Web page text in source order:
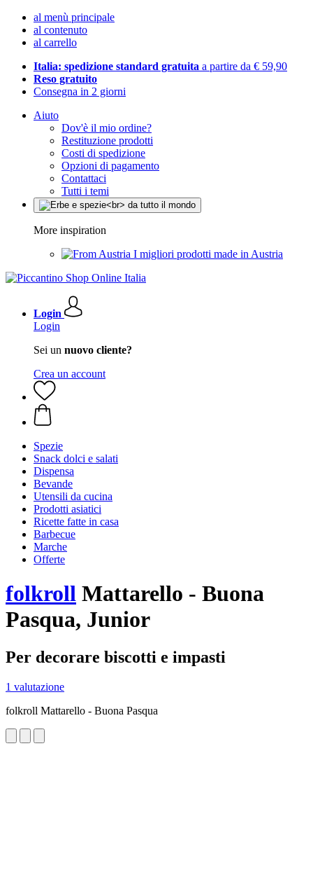
al menù principale
al contenuto
al carrello
Italia: spedizione standard gratuita a partire da € 59,90
Reso gratuito
Consegna in 2 giorni
Aiuto
Dov'è il mio ordine?
Restituzione prodotti
Costi di spedizione
Opzioni di pagamento
Contattaci
Tutti i temi
More inspiration
I migliori prodotti made in Austria
Login
Login
Sei un nuovo cliente?
Crea un account
Spezie
Snack dolci e salati
Dispensa
Bevande
Utensili da cucina
Prodotti asiatici
Ricette fatte in casa
Barbecue
Marche
Offerte
folkroll Mattarello - Buona
Pasqua, Junior
Per decorare biscotti e impasti
1 valutazione
folkroll Mattarello - Buona Pasqua